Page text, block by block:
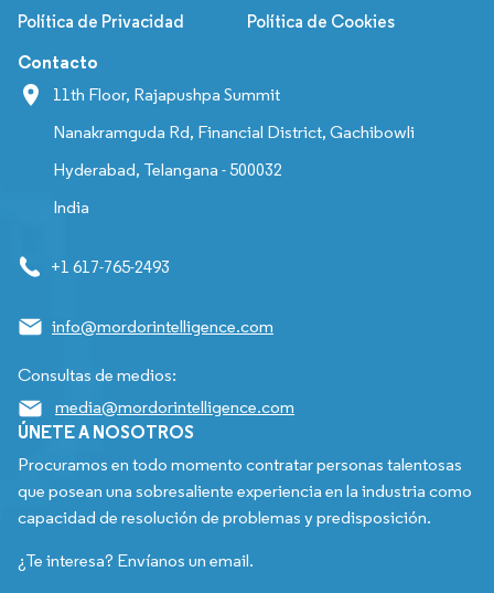
Política de Privacidad Política de Cookies
Contacto
11th Floor, Rajapushpa Summit
Nanakramguda Rd, Financial District, Gachibowli
Hyderabad, Telangana - 500032
India
+1 617-765-2493
info@mordorintelligence.com
Consultas de medios:
media@mordorintelligence.com
ÚNETE A NOSOTROS
Procuramos en todo momento contratar personas talentosas
que posean una sobresaliente experiencia en la industria como
capacidad de resolución de problemas y predisposición.
¿Te interesa? Envíanos un email.